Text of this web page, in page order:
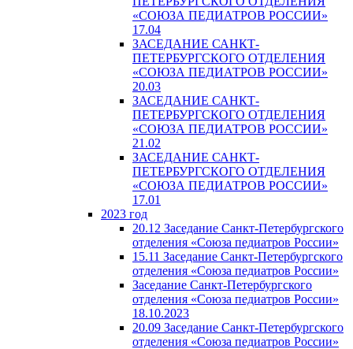
«СОЮЗА ПЕДИАТРОВ РОССИИ»
17.04
ЗАСЕДАНИЕ САНКТ-
ПЕТЕРБУРГСКОГО ОТДЕЛЕНИЯ
«СОЮЗА ПЕДИАТРОВ РОССИИ»
20.03
ЗАСЕДАНИЕ САНКТ-
ПЕТЕРБУРГСКОГО ОТДЕЛЕНИЯ
«СОЮЗА ПЕДИАТРОВ РОССИИ»
21.02
ЗАСЕДАНИЕ САНКТ-
ПЕТЕРБУРГСКОГО ОТДЕЛЕНИЯ
«СОЮЗА ПЕДИАТРОВ РОССИИ»
17.01
2023 год
20.12 Заседание Санкт-Петербургского
отделения «Союза педиатров России»
15.11 Заседание Санкт-Петербургского
отделения «Союза педиатров России»
Заседание Санкт-Петербургского
отделения «Союза педиатров России»
18.10.2023
20.09 Заседание Санкт-Петербургского
отделения «Союза педиатров России»